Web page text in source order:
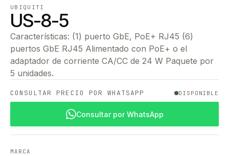
UBIQUITI
US-8-5
Características: (1) puerto GbE, PoE+ RJ45 (6)
puertos GbE RJ45 Alimentado con PoE+ o el
adaptador de corriente CA/CC de 24 W Paquete por
5 unidades.
CONSULTAR PRECIO POR WHATSAPP DISPONIBLE
Consultar por WhatsApp
MARCA